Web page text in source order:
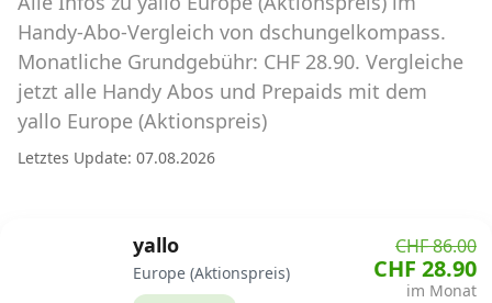
Abos für Tablets, Hotspots und Smart
Watches
Tarifrechner Handy-Abo
Der gute alte Tarifrechner im neuen Design
Alle Anbieter
Mobilfunknetz Schweiz
Handy-Abo-Vergleich von dschungelkompass.
Monatliche Grundgebühr: CHF 28.90. Vergleiche
jetzt alle Handy Abos und Prepaids mit dem
yallo Europe (Aktionspreis)
Letztes Update: 07.08.2026
yallo
Europe (Aktionspreis)
CHF 86.00
CHF 28.90
im Monat